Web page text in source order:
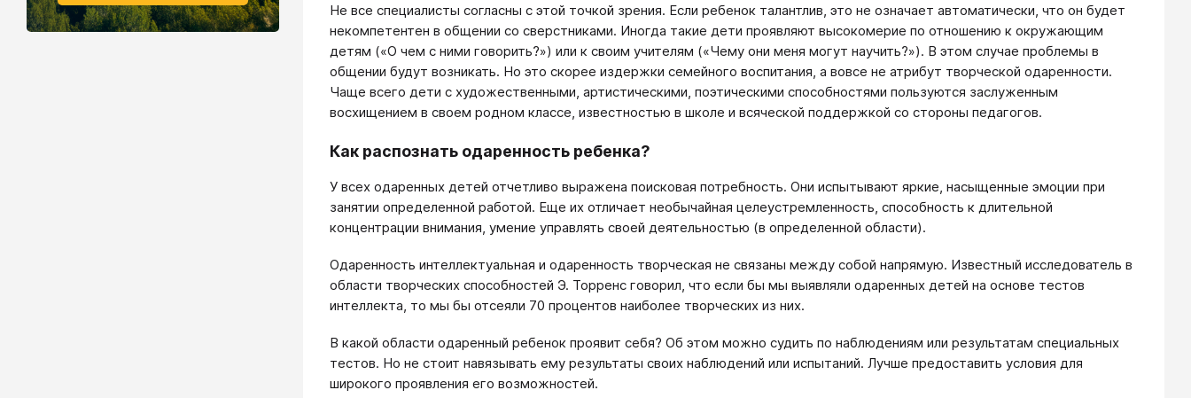
Не все специалисты согласны с этой точкой зрения. Если ребенок талантлив, это не означает автоматически, что он будет
некомпетентен в общении со сверстниками. Иногда такие дети проявляют высокомерие по отношению к окружающим
детям («О чем с ними говорить?») или к своим учителям («Чему они меня могут научить?»). В этом случае проблемы в
общении будут возникать. Но это скорее издержки семейного воспитания, а вовсе не атрибут творческой одаренности.
Чаще всего дети с художественными, артистическими, поэтическими способностями пользуются заслуженным
восхищением в своем родном классе, известностью в школе и всяческой поддержкой со стороны педагогов.
Как распознать одаренность ребенка?
У всех одаренных детей отчетливо выражена поисковая потребность. Они испытывают яркие, насыщенные эмоции при
занятии определенной работой. Еще их отличает необычайная целеустремленность, способность к длительной
концентрации внимания, умение управлять своей деятельностью (в определенной области).
Одаренность интеллектуальная и одаренность творческая не связаны между собой напрямую. Известный исследователь в
области творческих способностей Э. Торренс говорил, что если бы мы выявляли одаренных детей на основе тестов
интеллекта, то мы бы отсеяли 70 процентов наиболее творческих из них.
В какой области одаренный ребенок проявит себя? Об этом можно судить по наблюдениям или результатам специальных
тестов. Но не стоит навязывать ему результаты своих наблюдений или испытаний. Лучше предоставить условия для
широкого проявления его возможностей.